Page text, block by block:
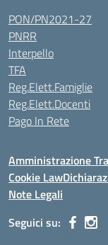
PON/PN2021-27
PNRR
Interpello
TFA
Reg.Elett.Famiglie
Reg.Elett.Docenti
Pago In Rete
Amministrazione
Cookie Law
Note Legali
Seguici su: